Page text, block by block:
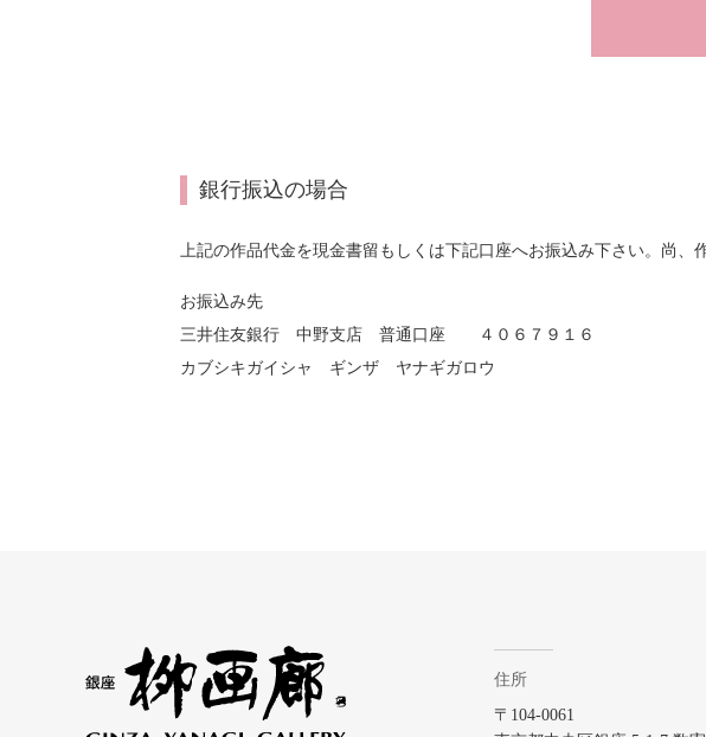
銀行振込の場合
上記の作品代金を現金書留もしくは下記口座へお振込み下さい。尚、
お振込み先
三井住友銀行 中野支店 普通口座 ４０６７９１６
カブシキガイシャ ギンザ ヤナギガロウ
住所
〒104-0061